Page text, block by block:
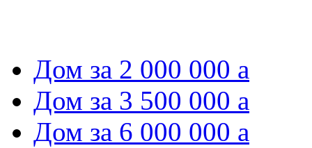
Дом за 2 000 000 a
Дом за 3 500 000 a
Дом за 6 000 000 a